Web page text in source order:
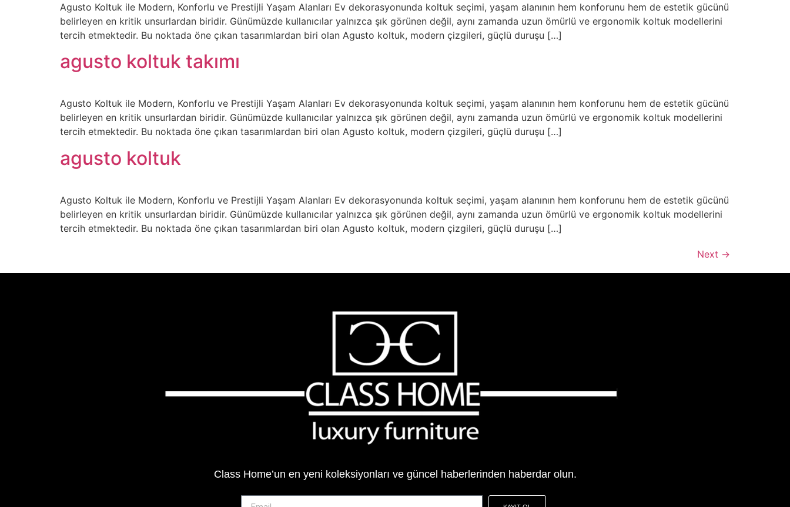
Agusto Koltuk ile Modern, Konforlu ve Prestijli Yaşam Alanları Ev dekorasyonunda koltuk seçimi, yaşam alanının hem konforunu hem de estetik gücünü
belirleyen en kritik unsurlardan biridir. Günümüzde kullanıcılar yalnızca şık görünen değil, aynı zamanda uzun ömürlü ve ergonomik koltuk modellerini
tercih etmektedir. Bu noktada öne çıkan tasarımlardan biri olan Agusto koltuk, modern çizgileri, güçlü duruşu […]
agusto koltuk takımı
Agusto Koltuk ile Modern, Konforlu ve Prestijli Yaşam Alanları Ev dekorasyonunda koltuk seçimi, yaşam alanının hem konforunu hem de estetik gücünü
belirleyen en kritik unsurlardan biridir. Günümüzde kullanıcılar yalnızca şık görünen değil, aynı zamanda uzun ömürlü ve ergonomik koltuk modellerini
tercih etmektedir. Bu noktada öne çıkan tasarımlardan biri olan Agusto koltuk, modern çizgileri, güçlü duruşu […]
agusto koltuk
Agusto Koltuk ile Modern, Konforlu ve Prestijli Yaşam Alanları Ev dekorasyonunda koltuk seçimi, yaşam alanının hem konforunu hem de estetik gücünü
belirleyen en kritik unsurlardan biridir. Günümüzde kullanıcılar yalnızca şık görünen değil, aynı zamanda uzun ömürlü ve ergonomik koltuk modellerini
tercih etmektedir. Bu noktada öne çıkan tasarımlardan biri olan Agusto koltuk, modern çizgileri, güçlü duruşu […]
Next →
Class Home’un en yeni koleksiyonları ve güncel haberlerinden haberdar olun.